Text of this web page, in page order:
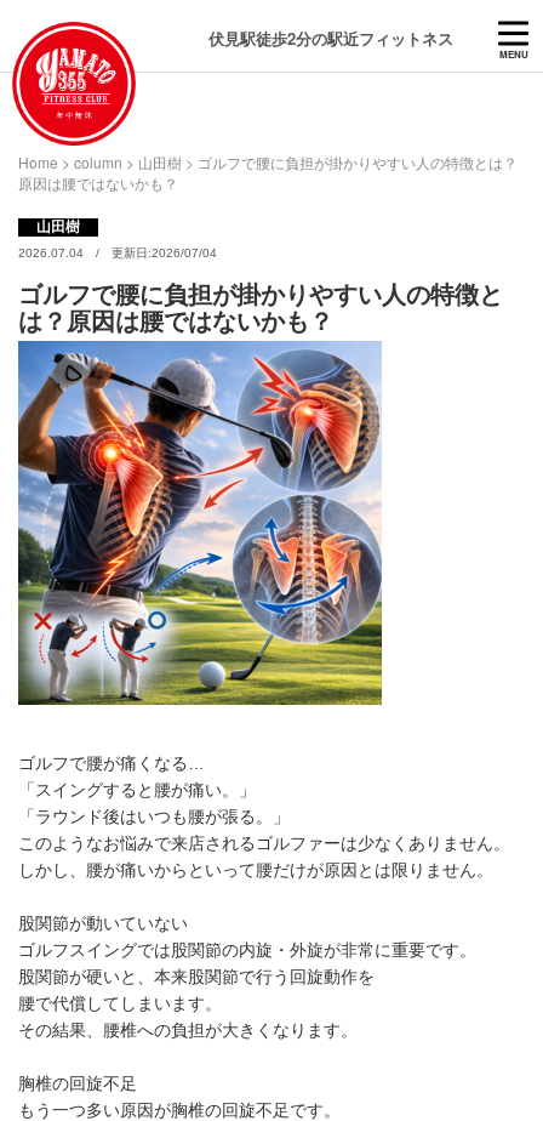
伏見駅徒歩2分の駅近フィットネス
MENU
Home > column > 山田樹 > ゴルフで腰に負担が掛かりやすい人の特徴とは？
原因は腰ではないかも？
山田樹
2026.07.04 / 更新日:2026/07/04
ゴルフで腰に負担が掛かりやすい人の特徴と
は？原因は腰ではないかも？
ゴルフで腰が痛くなる…
「スイングすると腰が痛い。」
「ラウンド後はいつも腰が張る。」
このようなお悩みで来店されるゴルファーは少なくありません。
しかし、腰が痛いからといって腰だけが原因とは限りません。
股関節が動いていない
ゴルフスイングでは股関節の内旋・外旋が非常に重要です。
股関節が硬いと、本来股関節で行う回旋動作を
腰で代償してしまいます。
その結果、腰椎への負担が大きくなります。
胸椎の回旋不足
もう一つ多い原因が胸椎の回旋不足です。